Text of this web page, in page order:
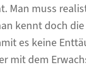
Man muss
kennt doch
es keine
mit dem